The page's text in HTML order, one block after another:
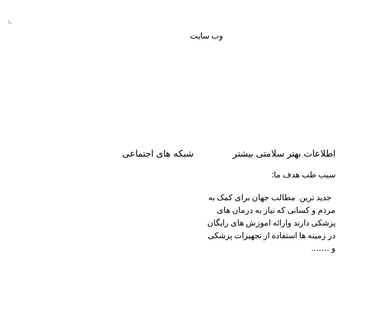
وب‌ سایت
اطلاعات بهتر سلامتی بیشتر
سیب طب هدف ما:
جدید ترین مطالب جهان برای کمک به
مردم و کسانی که نیاز به درمان های
پزشکی دارند وارائه اموزش های رایگان
در زمینه ها استفاده از تجهیزات پزشکی
و …….
شبکه های اجتماعی